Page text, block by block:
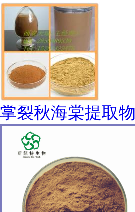
掌裂秋海棠提取物